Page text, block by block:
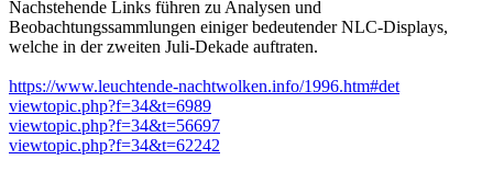
Nachstehende Links führen zu Analysen und
Beobachtungssammlungen einiger bedeutender NLC-Displays,
welche in der zweiten Juli-Dekade auftraten.
https://www.leuchtende-nachtwolken.info/1996.htm#det
viewtopic.php?f=34&t=6989
viewtopic.php?f=34&t=56697
viewtopic.php?f=34&t=62242